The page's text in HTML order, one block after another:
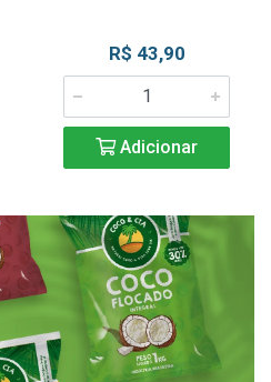
R$ 43,90
Adicionar